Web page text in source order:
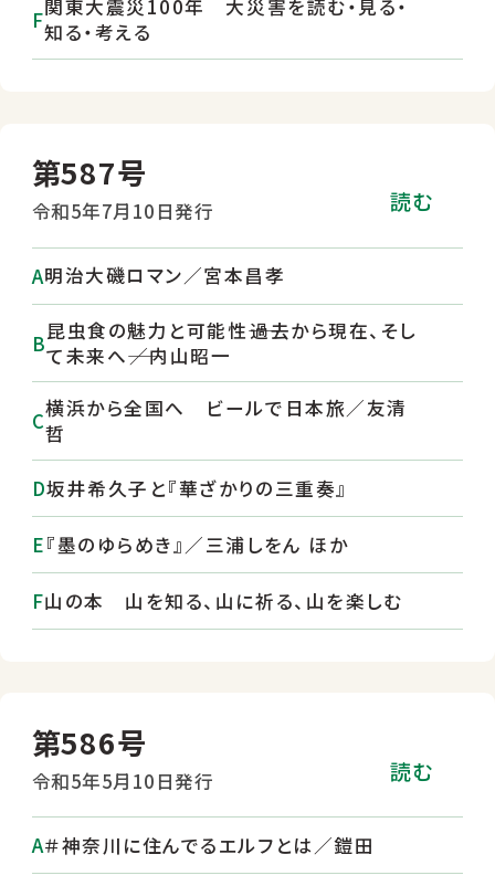
関東大震災100年 大災害を読む・見る・
知る・考える
第587号
令和5年7月10日発行 読む
明治大磯ロマン／宮本昌孝
昆虫食の魅力と可能性――過去から現在、そし
て未来へ――／内山昭一
横浜から全国へ ビールで日本旅／友清
哲
坂井希久子と『華ざかりの三重奏』
『墨のゆらめき』／三浦しをん ほか
山の本 山を知る、山に祈る、山を楽しむ
第586号
令和5年5月10日発行 読む
＃神奈川に住んでるエルフとは／鎧田